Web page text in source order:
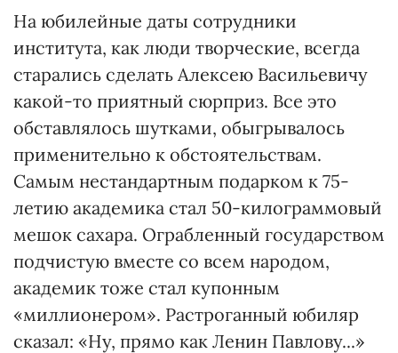
На юбилейные даты сотрудники
института, как люди творческие, всегда
старались сделать Алексею Васильевичу
какой-то приятный сюрприз. Все это
обставлялось шутками, обыгрывалось
применительно к обстоятельствам.
Самым нестандартным подарком к 75-
летию академика стал 50-килограммовый
мешок сахара. Ограбленный государством
подчистую вместе со всем народом,
академик тоже стал купонным
«миллионером». Растроганный юбиляр
сказал: «Ну, прямо как Ленин Павлову...»